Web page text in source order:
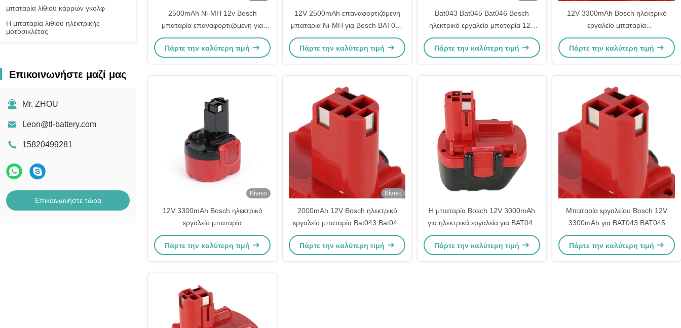
μπαταρία λίθιου κάρρων γκολφ
Η μπαταρία λιθίου ηλεκτρικής
μοτοσικλέτας
Επικοινωνήστε μαζί μας
Mr. ZHOU
Leon@tl-battery.com
15820499281
Επικοινωνήστε τώρα
2500mAh Ni-MH 12v Bosch
μπαταρία επαναφορτιζόμενη για
Bat043 Bat045 Bat046
Πάρτε την καλύτερη τιμή
12V 2500mAh επαναφορτιζόμενη
μπαταρία Ni-MH για Bosch BAT043
BAT045 BAT046
Πάρτε την καλύτερη τιμή
Bat043 Bat045 Bat046 Bosch
ηλεκτρικό εργαλείο μπαταρία 12V
3000mAh επαναφορτιζόμενο
Πάρτε την καλύτερη τιμή
12V 3300mAh Bosch ηλεκτρικό
εργαλείο μπαταρία
επαναφορτιζόμενη Bat043 Bat045
Bat046
Πάρτε την καλύτερη τιμή
Βίντεο
12V 3300mAh Bosch ηλεκτρικό
εργαλείο μπαταρία
επαναφορτιζόμενη Bat043 Bat045
Bat046
Πάρτε την καλύτερη τιμή
Βίντεο
2000mAh 12V Bosch ηλεκτρικό
εργαλείο μπαταρία Bat043 Bat045
Bat046 επαναφορτιζόμενο
Πάρτε την καλύτερη τιμή
Η μπαταρία Bosch 12V 3000mAh
για ηλεκτρικά εργαλεία για BAT043
BAT045 BAT046
Πάρτε την καλύτερη τιμή
Μπαταρία εργαλείου Bosch 12V
3300mAh για BAT043 BAT045
BAT046
Πάρτε την καλύτερη τιμή